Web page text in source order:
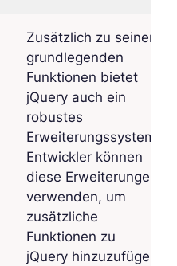
Zusätzlich zu seinen
grundlegenden
Funktionen bietet
jQuery auch ein
robustes
Erweiterungssystem.
Entwickler können
diese Erweiterungen
verwenden, um
zusätzliche
Funktionen zu
jQuery hinzuzufügen